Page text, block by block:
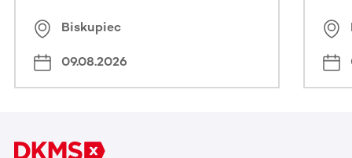
Biskupiec
09.08.2026